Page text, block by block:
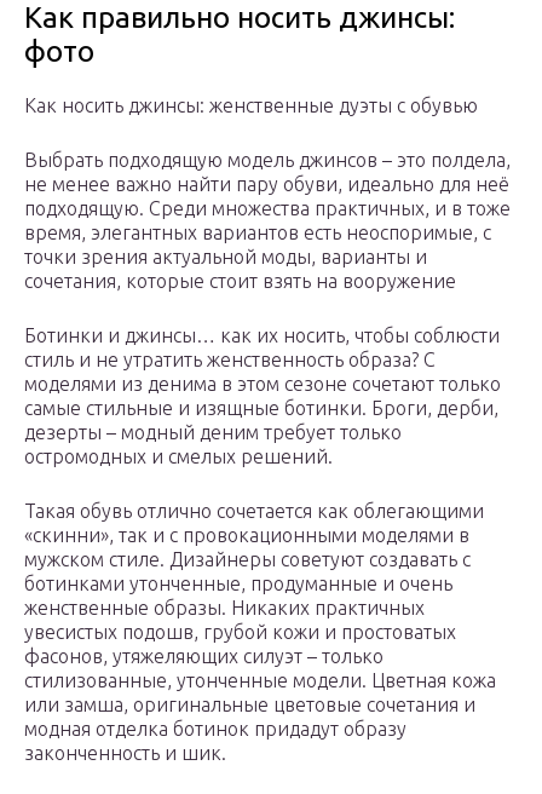
Как правильно носить джинсы:
фото
Как носить джинсы: женственные дуэты с обувью
Выбрать подходящую модель джинсов – это полдела,
не менее важно найти пару обуви, идеально для неё
подходящую. Среди множества практичных, и в тоже
время, элегантных вариантов есть неоспоримые, с
точки зрения актуальной моды, варианты и
сочетания, которые стоит взять на вооружение
Ботинки и джинсы… как их носить, чтобы соблюсти
стиль и не утратить женственность образа? С
моделями из денима в этом сезоне сочетают только
самые стильные и изящные ботинки. Броги, дерби,
дезерты – модный деним требует только
остромодных и смелых решений.
Такая обувь отлично сочетается как облегающими
«скинни», так и с провокационными моделями в
мужском стиле. Дизайнеры советуют создавать с
ботинками утонченные, продуманные и очень
женственные образы. Никаких практичных
увесистых подошв, грубой кожи и простоватых
фасонов, утяжеляющих силуэт – только
стилизованные, утонченные модели. Цветная кожа
или замша, оригинальные цветовые сочетания и
модная отделка ботинок придадут образу
законченность и шик.